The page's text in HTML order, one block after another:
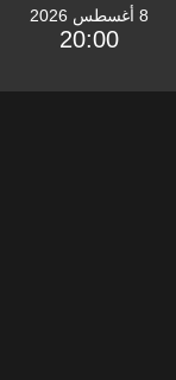
8 أغسطس 2026
20:00